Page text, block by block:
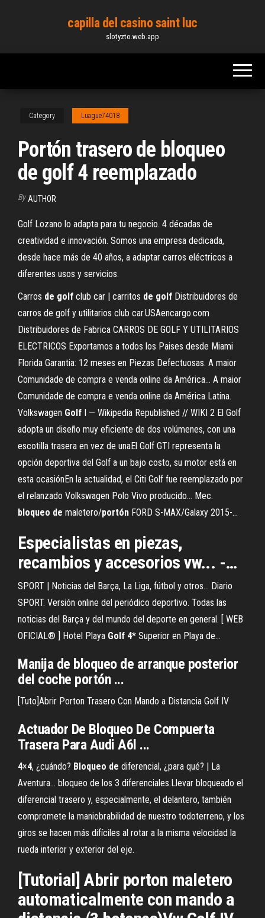
content
capilla del casino saint luc
slotyzto.web.app
Category Luague74018
Portón trasero de bloqueo
de golf 4 reemplazado
By AUTHOR
Golf Lozano lo adapta para tu negocio. 4 décadas de
creatividad e innovación. Somos una empresa dedicada,
desde hace más de 40 años, a adaptar carros eléctricos a
diferentes usos y servicios.
Carros de golf club car | carritos de golf Distribuidores de
carros de golf y utilitarios club car.USAencargo.com
Distribuidores de Fabrica CARROS DE GOLF Y UTILITARIOS
ELECTRICOS Exportamos a todos los Paises desde Miami
Florida Garantia: 12 meses en Piezas Defectuosas. A maior
Comunidade de compra e venda online da América… A maior
Comunidade de compra e venda online da América Latina.
Volkswagen Golf I — Wikipedia Republished // WIKI 2 El Golf
adopta un diseño muy eficiente de dos volúmenes, con una
escotilla trasera en vez de unaEl Golf GTI representa la
opción deportiva del Golf a un bajo costo, su motor está en
esta ocasiónEn la actualidad, el Citi Golf fue reemplazado por
el relanzado Volkswagen Polo Vivo producido... Mec.
bloqueo de maletero/portón FORD S-MAX/Galaxy 2015-…
Especialistas en piezas,
recambios y accesorios vw... -…
SPORT | Noticias del Barça, La Liga, fútbol y otros… Diario
SPORT. Versión online del periódico deportivo. Todas las
noticias del Barça y del mundo del deporte en general. [ WEB
OFICIAL® ] Hotel Playa Golf 4* Superior en Playa de…
Manija de bloqueo de arranque posterior
del coche portón...
[Tuto]Abrir Porton Trasero Con Mando a Distancia Golf IV
Actuador De Bloqueo De Compuerta
Trasera Para Audi A6l ...
4×4, ¿cuándo? Bloqueo de diferencial, ¿para qué? | La
Aventura… bloqueo de los 3 diferenciales.Llevar bloqueado el
diferencial trasero y, especialmente, el delantero, también
compromete la maniobrabilidad de nuestro todoterreno, y los
giros se hacen más difíciles al rotar a la misma velocidad la
rueda interior y exterior del eje.
[Tutorial] Abrir porton maletero
automaticalmente con mando a